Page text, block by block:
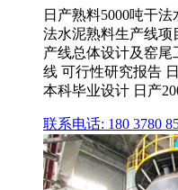
日产熟料5000吨干
法水泥熟料生产线项
产线总体设计及窑尾
线 可行性研究报告
本科毕业设计 日产
联系电话: 180 3780